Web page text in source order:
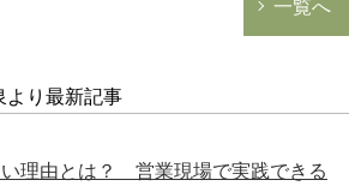
一覧へ
より最新記事
理由とは？ 営業現場で実践できる